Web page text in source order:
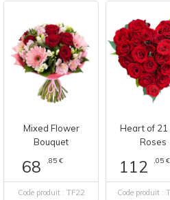
Mixed Flower
Bouquet
68 ,85 €
Code produit : TF22
Heart of 21
Roses
112 ,05 €
Code produit :